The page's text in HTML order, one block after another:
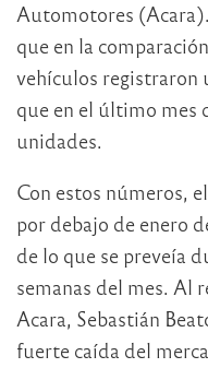
Automotores
que en la
vehículos registraron
que en el último mes
unidades.
Con estos números,
por debajo de enero
de lo que se preveía
semanas del mes. Al
Acara, Sebastián
fuerte caída del